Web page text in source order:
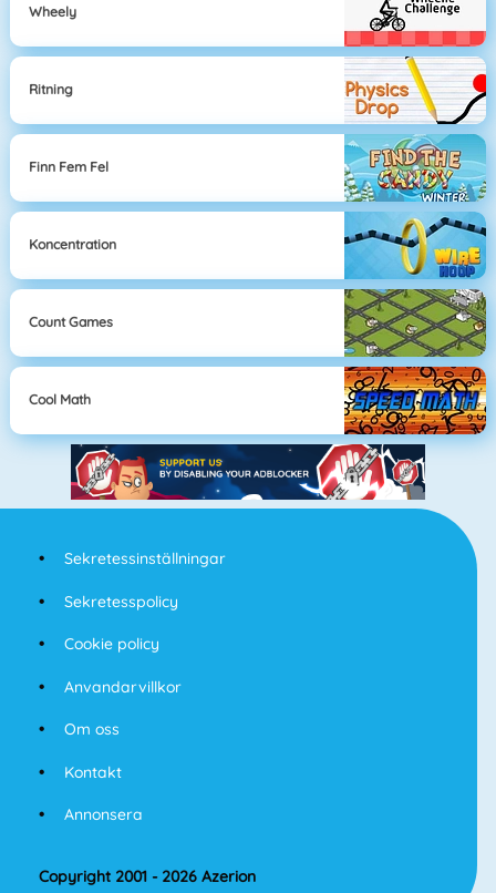
Wheely
Ritning
Finn Fem Fel
Koncentration
Count Games
Cool Math
Sekretessinställningar
Sekretesspolicy
Cookie policy
Anvandarvillkor
Om oss
Kontakt
Annonsera
Copyright 2001 - 2026 Azerion